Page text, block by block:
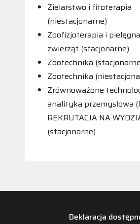
Zielarstwo i fitoterapia
(niestacjonarne)
Zoofizjoterapia i
zwierząt (stacjonarne)
Zootechnika
Zootechnika
Zrównoważone
analityka przemysłowa
REKRUTACJA NA
(stacjonarne)
Deklaracja